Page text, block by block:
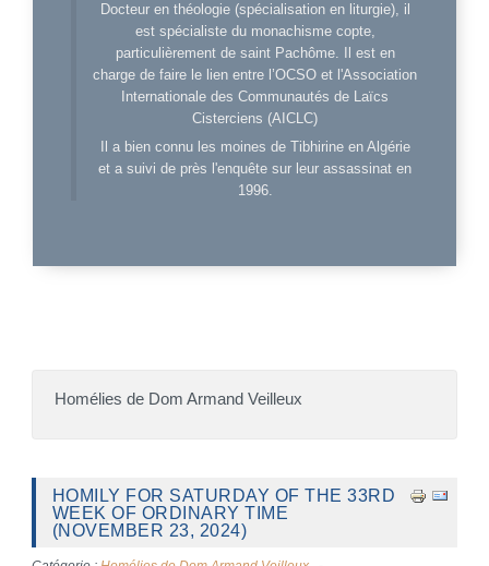
Docteur en théologie (spécialisation en liturgie), il
est spécialiste du monachisme copte,
particulièrement de saint Pachôme. Il est en
charge de faire le lien entre l’OCSO et l'Association
Internationale des Communautés de Laïcs
Cisterciens (AICLC)
Il a bien connu les moines de Tibhirine en Algérie
et a suivi de près l'enquête sur leur assassinat en
1996.
Homélies de Dom Armand Veilleux
HOMILY FOR SATURDAY OF THE 33RD
WEEK OF ORDINARY TIME
(NOVEMBER 23, 2024)